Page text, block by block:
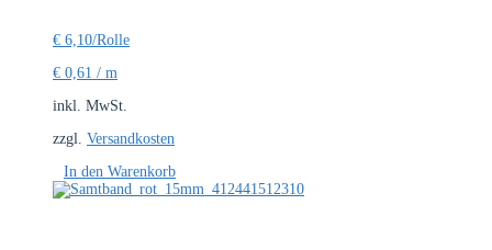
€ 6,10/Rolle
€ 0,61 / m
inkl. MwSt.
zzgl. Versandkosten
In den Warenkorb